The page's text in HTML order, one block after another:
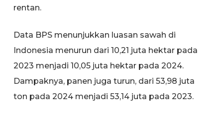
rentan.
Data BPS menunjukkan luasan sawah di
Indonesia menurun dari 10,21 juta hektar pada
2023 menjadi 10,05 juta hektar pada 2024.
Dampaknya, panen juga turun, dari 53,98 juta
ton pada 2024 menjadi 53,14 juta pada 2023.